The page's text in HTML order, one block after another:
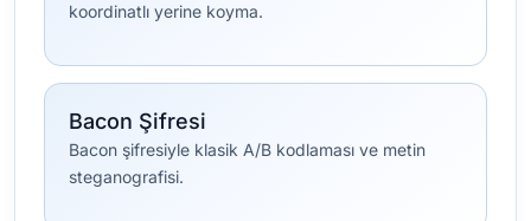
koordinatlı yerine koyma.
Bacon Şifresi
Bacon şifresiyle klasik A/B kodlaması ve metin
steganografisi.